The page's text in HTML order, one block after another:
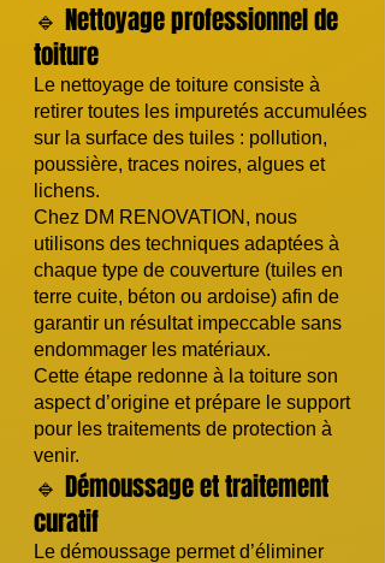
🔹 Nettoyage professionnel de
toiture
Le nettoyage de toiture consiste à
retirer toutes les impuretés accumulées
sur la surface des tuiles : pollution,
poussière, traces noires, algues et
lichens.
Chez DM RENOVATION, nous
utilisons des techniques adaptées à
chaque type de couverture (tuiles en
terre cuite, béton ou ardoise) afin de
garantir un résultat impeccable sans
endommager les matériaux.
Cette étape redonne à la toiture son
aspect d’origine et prépare le support
pour les traitements de protection à
venir.
🔹 Démoussage et traitement
curatif
Le démoussage permet d’éliminer